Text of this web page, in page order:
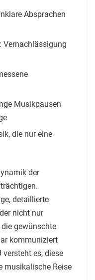
Absprachen
: Vernachlässigung
Musikpausen
die nur eine
der
detaillierte
nicht nur
gewünschte
kommuniziert
es, diese
musikalische Reise